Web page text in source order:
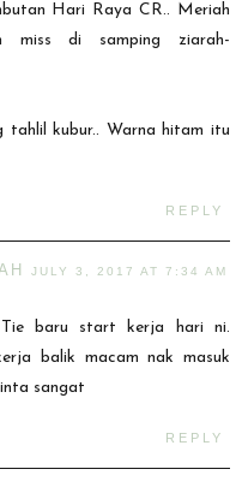
Hari Raya CR.. Meriah
miss di samping ziarah-
kubur.. Warna hitam itu
REPLY
JULY 3, 2017 AT 7:34 AM
baru start kerja hari ni.
balik macam nak masuk
sangat
REPLY